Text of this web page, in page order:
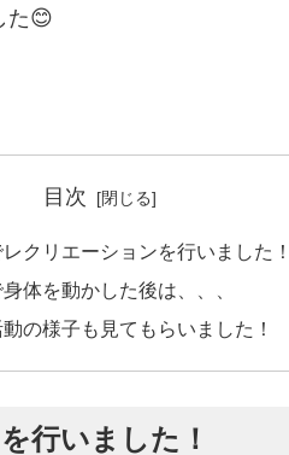
た😊
目次
クリエーションを行いました！
体を動かした後は、、、
の様子も見てもらいました！
行いました！